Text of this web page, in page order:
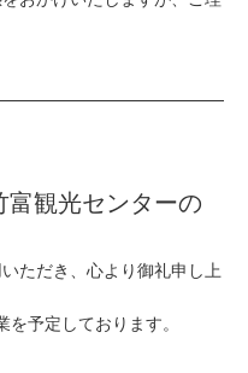
富観光センターの
ただき、心より御礼申し上
を予定しております。